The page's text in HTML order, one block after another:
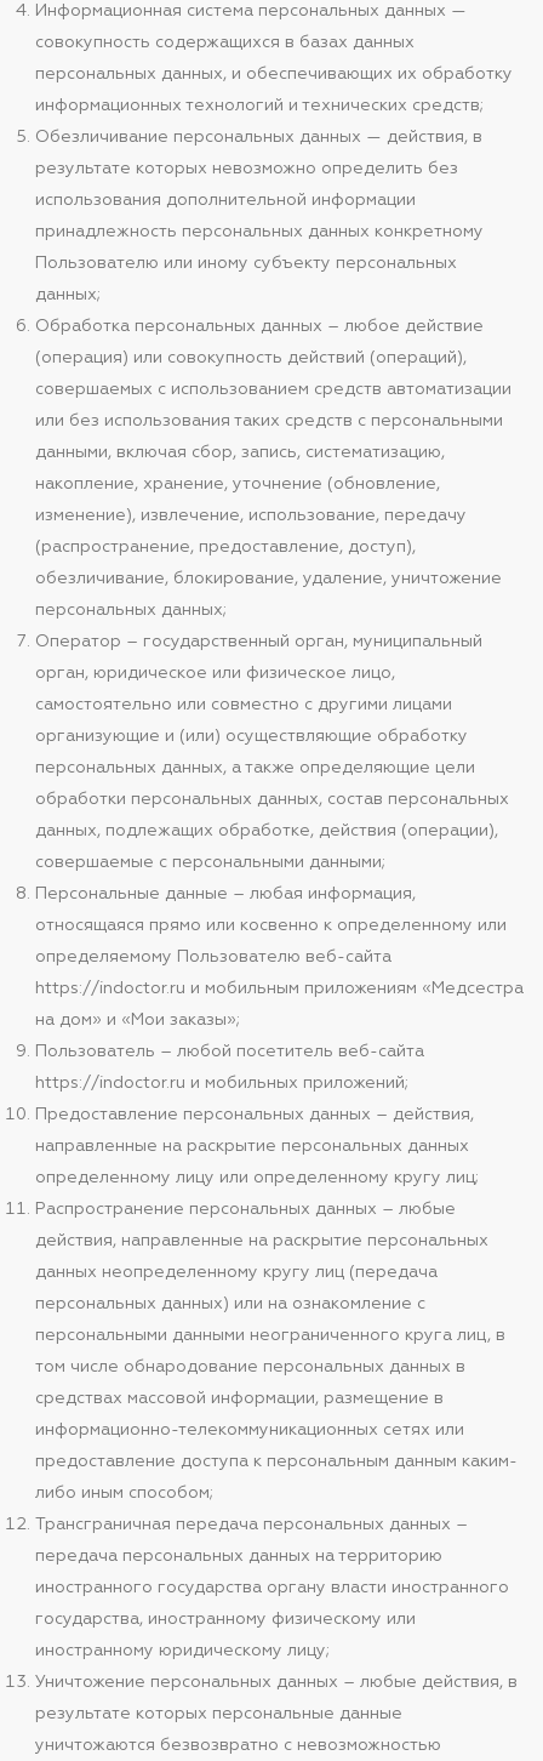
Информационная система персональных данных —
совокупность содержащихся в базах данных
персональных данных, и обеспечивающих их обработку
информационных технологий и технических средств;
Обезличивание персональных данных — действия, в
результате которых невозможно определить без
использования дополнительной информации
принадлежность персональных данных конкретному
Пользователю или иному субъекту персональных
данных;
Обработка персональных данных – любое действие
(операция) или совокупность действий (операций),
совершаемых с использованием средств автоматизации
или без использования таких средств с персональными
данными, включая сбор, запись, систематизацию,
накопление, хранение, уточнение (обновление,
изменение), извлечение, использование, передачу
(распространение, предоставление, доступ),
обезличивание, блокирование, удаление, уничтожение
персональных данных;
Оператор – государственный орган, муниципальный
орган, юридическое или физическое лицо,
самостоятельно или совместно с другими лицами
организующие и (или) осуществляющие обработку
персональных данных, а также определяющие цели
обработки персональных данных, состав персональных
данных, подлежащих обработке, действия (операции),
совершаемые с персональными данными;
Персональные данные – любая информация,
относящаяся прямо или косвенно к определенному или
определяемому Пользователю веб-сайта
https://indoctor.ru и мобильным приложениям «Медсестра
на дом» и «Мои заказы»;
Пользователь – любой посетитель веб-сайта
https://indoctor.ru и мобильных приложений;
Предоставление персональных данных – действия,
направленные на раскрытие персональных данных
определенному лицу или определенному кругу лиц;
Распространение персональных данных – любые
действия, направленные на раскрытие персональных
данных неопределенному кругу лиц (передача
персональных данных) или на ознакомление с
персональными данными неограниченного круга лиц, в
том числе обнародование персональных данных в
средствах массовой информации, размещение в
информационно-телекоммуникационных сетях или
предоставление доступа к персональным данным каким-
либо иным способом;
Трансграничная передача персональных данных –
передача персональных данных на территорию
иностранного государства органу власти иностранного
государства, иностранному физическому или
иностранному юридическому лицу;
Уничтожение персональных данных – любые действия, в
результате которых персональные данные
уничтожаются безвозвратно с невозможностью